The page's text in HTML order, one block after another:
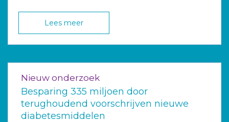
Lees meer
Nieuw onderzoek
Besparing 335 miljoen door
terughoudend voorschrijven nieuwe
diabetesmiddelen